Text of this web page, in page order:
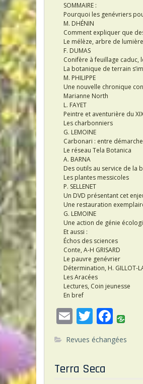
SOMMAIRE :
Pourquoi les genévriers
M. DHÉNIN
Comment expliquer que
Le mélèze, arbre de
F. DUMAS
Conifère à feuillage caduc,
La botanique de terrain
M. PHILIPPE
Une nouvelle chronique
Marianne North
L. FAYET
Peintre et aventurière du
Les charbonniers
G. LEMOINE
Carbonari : entre
Le réseau Tela Botanica
A. BARNA
Des outils au service de la
Les plantes messicoles
P. SELLENET
Un DVD présentant cet
Une restauration
G. LEMOINE
Une action de génie
Et aussi :
Échos des sciences
Conte, A-H GRISARD
Le pauvre genévrier
Détermination, H. GILLOT-
Les Aracées
Lectures, Coin jeunesse
En bref
E
m
ai
l
T
w
itt
er
F
ac
e
Revues échangées
Terra Seca